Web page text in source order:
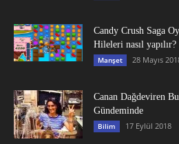
Candy Crush Saga
Hileleri nasıl yapılır?
Manşet 28 Mayıs
Canan Dağdeviren
Gündeminde
Bilim 17 Eylül 2018